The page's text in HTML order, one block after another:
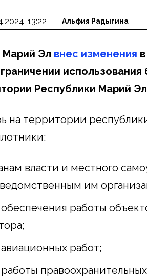
13:22 Альфия Радыгина
Марий Эл внес изменения
Республики Марий
на территории
власти и местного
им
работы
работ;